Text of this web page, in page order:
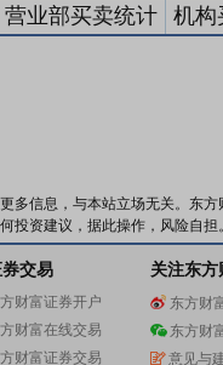
营业部买卖统计 机构
多信息，与本站立场无关。东
投资建议，据此操作，风险自担